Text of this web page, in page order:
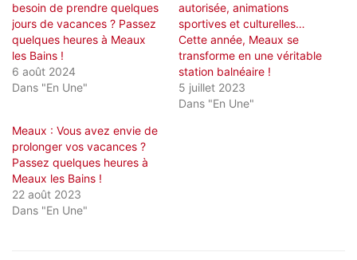
besoin de prendre quelques
jours de vacances ? Passez
quelques heures à Meaux
les Bains !
6 août 2024
Dans "En Une"
autorisée, animations
sportives et culturelles…
Cette année, Meaux se
transforme en une véritable
station balnéaire !
5 juillet 2023
Dans "En Une"
Meaux : Vous avez envie de
prolonger vos vacances ?
Passez quelques heures à
Meaux les Bains !
22 août 2023
Dans "En Une"